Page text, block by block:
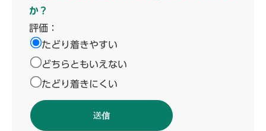
か？
評価：
たどり着きやすい
どちらともいえない
たどり着きにくい